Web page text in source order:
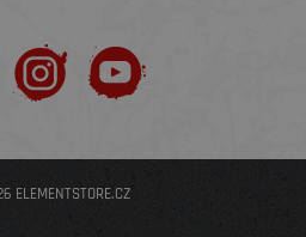
ELEMENTSTORE.CZ